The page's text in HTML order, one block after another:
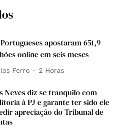
Portugueses apostaram 651,9
online em seis meses
Ferro 2 Horas
Neves diz-se tranquilo com
à PJ e garante ter sido ele
apreciação do Tribunal de